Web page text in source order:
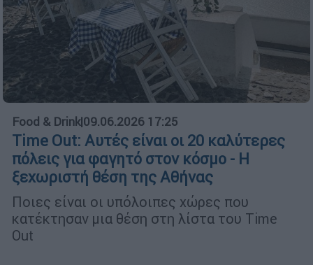
Food & Drink|09.06.2026 17:25
Time Out: Αυτές είναι οι 20 καλύτερες
πόλεις για φαγητό στον κόσμο - Η
ξεχωριστή θέση της Αθήνας
Ποιες είναι οι υπόλοιπες χώρες που
κατέκτησαν μια θέση στη λίστα του Time
Out